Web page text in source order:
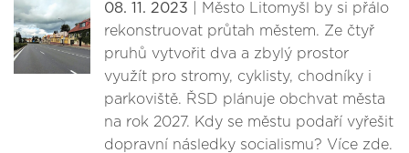
08. 11. 2023 | Město Litomyšl by si přálo
rekonstruovat průtah městem. Ze čtyř
pruhů vytvořit dva a zbylý prostor
využít pro stromy, cyklisty, chodníky i
parkoviště. ŘSD plánuje obchvat města
na rok 2027. Kdy se městu podaří vyřešit
dopravní následky socialismu? Více zde.